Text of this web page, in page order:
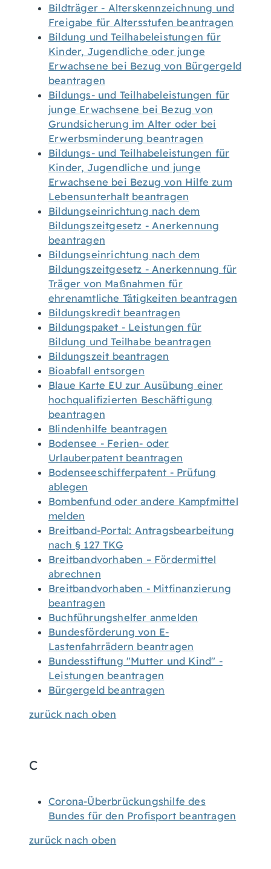
Bildträger - Alterskennzeichnung und
Freigabe für Altersstufen beantragen
Bildung und Teilhabeleistungen für
Kinder, Jugendliche oder junge
Erwachsene bei Bezug von Bürgergeld
beantragen
Bildungs- und Teilhabeleistungen für
junge Erwachsene bei Bezug von
Grundsicherung im Alter oder bei
Erwerbsminderung beantragen
Bildungs- und Teilhabeleistungen für
Kinder, Jugendliche und junge
Erwachsene bei Bezug von Hilfe zum
Lebensunterhalt beantragen
Bildungseinrichtung nach dem
Bildungszeitgesetz - Anerkennung
beantragen
Bildungseinrichtung nach dem
Bildungszeitgesetz - Anerkennung für
Träger von Maßnahmen für
ehrenamtliche Tätigkeiten beantragen
Bildungskredit beantragen
Bildungspaket - Leistungen für
Bildung und Teilhabe beantragen
Bildungszeit beantragen
Bioabfall entsorgen
Blaue Karte EU zur Ausübung einer
hochqualifizierten Beschäftigung
beantragen
Blindenhilfe beantragen
Bodensee - Ferien- oder
Urlauberpatent beantragen
Bodenseeschifferpatent - Prüfung
ablegen
Bombenfund oder andere Kampfmittel
melden
Breitband-Portal: Antragsbearbeitung
nach § 127 TKG
Breitbandvorhaben – Fördermittel
abrechnen
Breitbandvorhaben - Mitfinanzierung
beantragen
Buchführungshelfer anmelden
Bundesförderung von E-
Lastenfahrrädern beantragen
Bundesstiftung "Mutter und Kind" -
Leistungen beantragen
Bürgergeld beantragen
zurück nach oben
C
Corona-Überbrückungshilfe des
Bundes für den Profisport beantragen
zurück nach oben